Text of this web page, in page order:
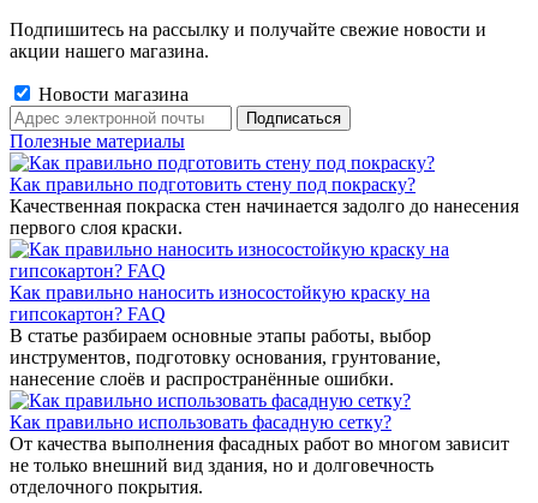
Подпишитесь на рассылку и получайте свежие новости и
акции нашего магазина.
Новости магазина
Полезные материалы
Как правильно подготовить стену под покраску?
Качественная покраска стен начинается задолго до нанесения
первого слоя краски.
Как правильно наносить износостойкую краску на
гипсокартон? FAQ
В статье разбираем основные этапы работы, выбор
инструментов, подготовку основания, грунтование,
нанесение слоёв и распространённые ошибки.
Как правильно использовать фасадную сетку?
От качества выполнения фасадных работ во многом зависит
не только внешний вид здания, но и долговечность
отделочного покрытия.